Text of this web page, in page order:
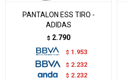
PANTALON ESS TIRO -
ADIDAS
$ 2.790
$ 1.953
$ 2.232
$ 2.232